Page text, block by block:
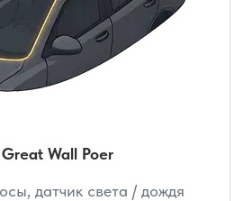
Wall Poer
датчик света / дождя